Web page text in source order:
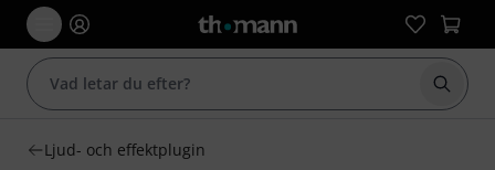
Börja
Ljud- och effektplugin